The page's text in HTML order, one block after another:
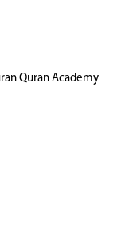
Quran Academy